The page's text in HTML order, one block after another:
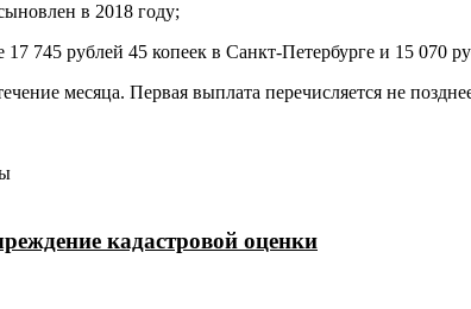
в 2018 году;
745 рублей 45 копеек в Санкт-Петербурге и 15 070
месяца. Первая выплата перечисляется не
кадастровой оценки